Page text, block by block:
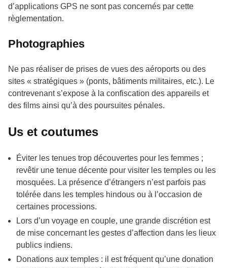
d’applications GPS ne sont pas concernés par cette
règlementation.
Photographies
Ne pas réaliser de prises de vues des aéroports ou des
sites « stratégiques » (ponts, bâtiments militaires, etc.). Le
contrevenant s’expose à la confiscation des appareils et
des films ainsi qu’à des poursuites pénales.
Us et coutumes
Éviter les tenues trop découvertes pour les femmes ;
revêtir une tenue décente pour visiter les temples ou les
mosquées. La présence d’étrangers n’est parfois pas
tolérée dans les temples hindous ou à l’occasion de
certaines processions.
Lors d’un voyage en couple, une grande discrétion est
de mise concernant les gestes d’affection dans les lieux
publics indiens.
Donations aux temples : il est fréquent qu’une donation